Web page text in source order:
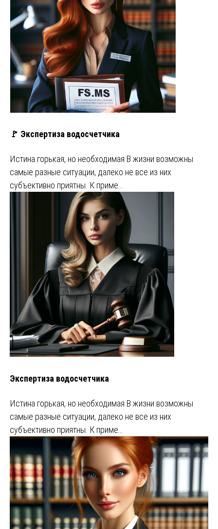
🚩 Экспертиза водосчетчика
Истина горькая, но необходимая В жизни возможны
самые разные ситуации, далеко не все из них
субъективно приятны. К приме…
Экспертиза водосчетчика
Истина горькая, но необходимая В жизни возможны
самые разные ситуации, далеко не все из них
субъективно приятны. К приме…